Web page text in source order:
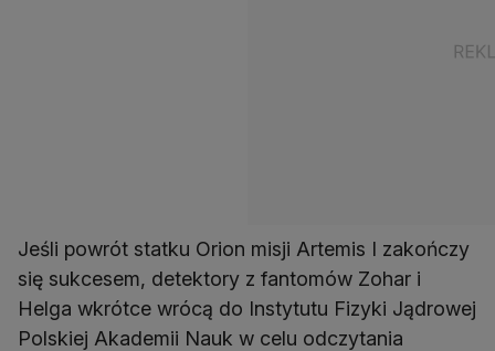
Jeśli powrót statku Orion misji Artemis I zakończy
się sukcesem, detektory z fantomów Zohar i
Helga wkrótce wrócą do Instytutu Fizyki Jądrowej
Polskiej Akademii Nauk w celu odczytania